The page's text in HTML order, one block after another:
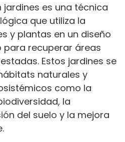
es una técnica
que utiliza la
y plantas en un diseño
recuperar áreas
Estos jardines se
naturales y
como la
la
del suelo y la mejora